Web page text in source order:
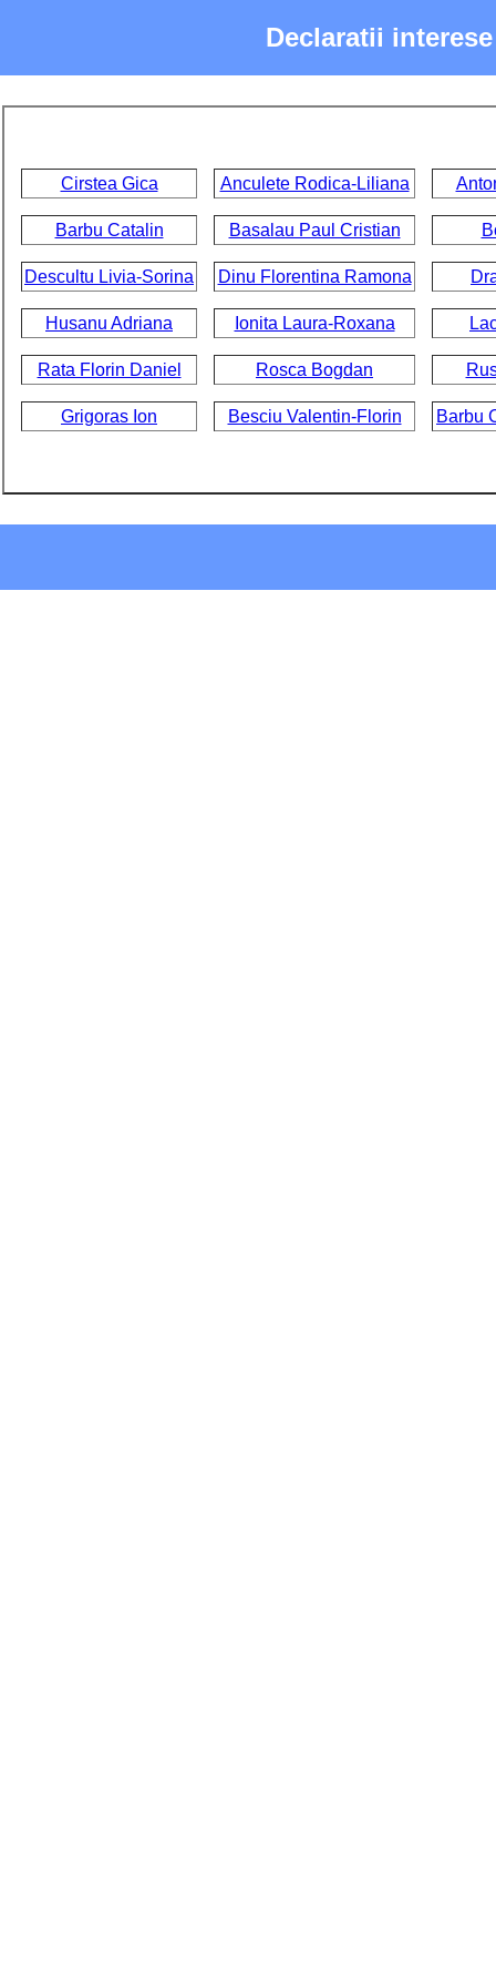
Declaratii
Cirstea Gica Anculete Rodica-Liliana
Barbu Catalin Basalau Paul Cristian
Descultu Livia-Sorina Dinu Florentina Ramona
Husanu Adriana Ionita Laura-Roxana
Rata Florin Daniel Rosca Bogdan
Grigoras Ion Besciu Valentin-Florin Barbu